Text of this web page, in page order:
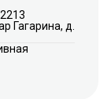
Гагарина, д.